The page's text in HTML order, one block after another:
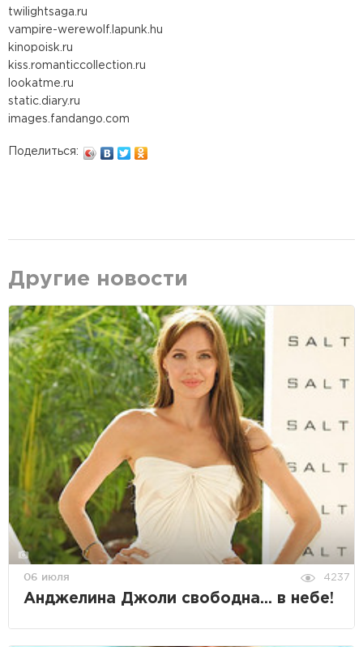
twilightsaga.ru
vampire-werewolf.lapunk.hu
kinopoisk.ru
kiss.romanticcollection.ru
lookatme.ru
static.diary.ru
images.fandango.com
Поделиться:
Другие новости
06 июля 4237
Анджелина Джоли свободна... в небе!